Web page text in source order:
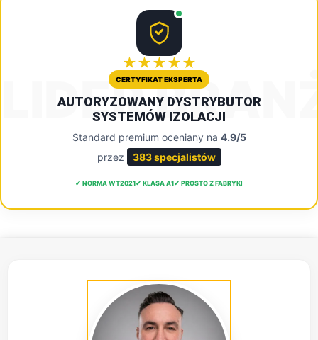
LIDER
★★★★★
CERTYFIKAT EKSPERTA
AUTORYZOWANY DYSTRYBUTOR
SYSTEMÓW IZOLACJI
Standard premium oceniany na 4.9/5
przez
383 specjalistów
✔ NORMA WT2021✔ KLASA A1✔ PROSTO Z FABRYKI